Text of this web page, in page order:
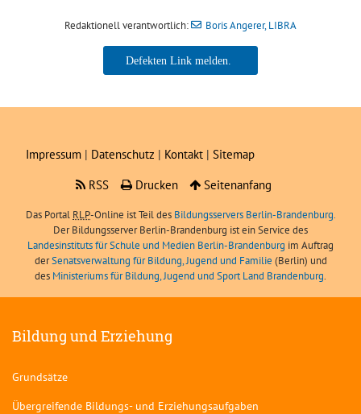
Redaktionell verantwortlich: Boris Angerer, LIBRA
Boris Angerer, LIBRA
Impressum | Datenschutz | Kontakt | Sitemap
RSS
Drucken Seitenanfang
Das Portal RLP-Online ist Teil des Bildungsservers Berlin-Brandenburg.
Der Bildungsserver Berlin-Brandenburg ist ein Service des
Landesinstituts für Schule und Medien Berlin-Brandenburg im Auftrag
derSenatsverwaltung für Bildung, Jugend und Familie (Berlin) und
des Ministeriums für Bildung, Jugend und Sport Land Brandenburg.
Bildung und Erziehung
Grundsätze
Übergreifende Bildungs- und Erziehungsaufgaben